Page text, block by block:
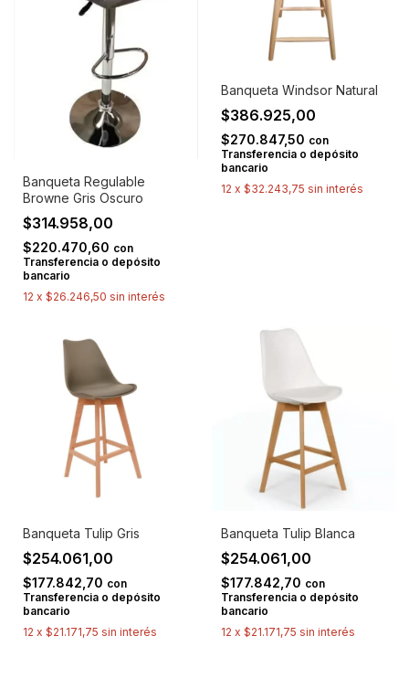
Banqueta Regulable
Browne Gris Oscuro
$314.958,00
$220.470,60 con
Transferencia o depósito
bancario
12 x $26.246,50 sin interés
Banqueta Windsor Natural
$386.925,00
$270.847,50 con
Transferencia o depósito
bancario
12 x $32.243,75 sin interés
Banqueta Tulip Gris
$254.061,00
$177.842,70 con
Transferencia o depósito
bancario
12 x $21.171,75 sin interés
Banqueta Tulip Blanca
$254.061,00
$177.842,70 con
Transferencia o depósito
bancario
12 x $21.171,75 sin interés